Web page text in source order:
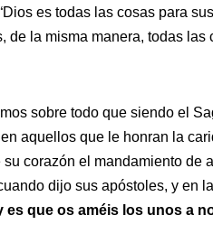
es todas las cosas para
de la misma manera, todas
sobre todo que siendo el
aquellos que le honran la
su corazón el mandamiento de
dijo sus apóstoles, y en
es que os améis los unos a